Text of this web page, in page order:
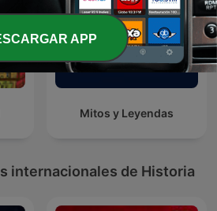
Mitos y Leyendas
internacionales de Historia
APP